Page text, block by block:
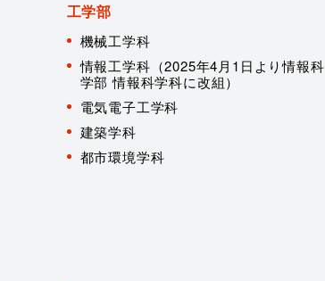
工学部
機械工学科
情報工学科（2025年4月1日より情報科
学部 情報科学科に改組）
電気電子工学科
建築学科
都市環境学科